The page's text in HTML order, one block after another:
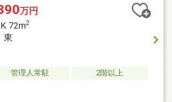
宅配ボックス有・24時間ゴミ出し
フォーム済【交換】キッチン、
器【張替】全室壁・天井クロ
ウスクリーニング▼周辺環境・セ
王台6丁目店 徒歩6分(約470m)■
お手伝いします
詳細・ご相談はお気軽にお問
万円
72m2
東
管理人常駐
2階以上